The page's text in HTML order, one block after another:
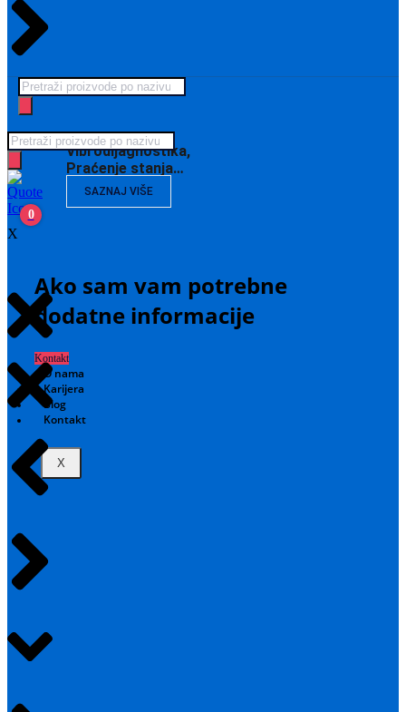
Vibrodijagnostika,
Praćenje stanja…
SAZNAJ VIŠE
Ako sam vam potrebne
dodatne informacije
Kontakt
O nama
Karijera
Blog
Kontakt
X
Products
search
Products
search
0
X